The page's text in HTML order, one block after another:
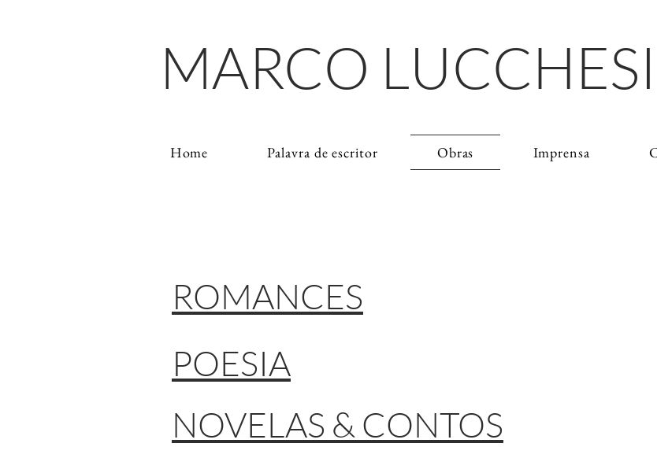
MARCO LUCCHESI
Home Palavra de escritor Obras Imprensa
ROMANCES
POESIA
NOVELAS & CONTOS